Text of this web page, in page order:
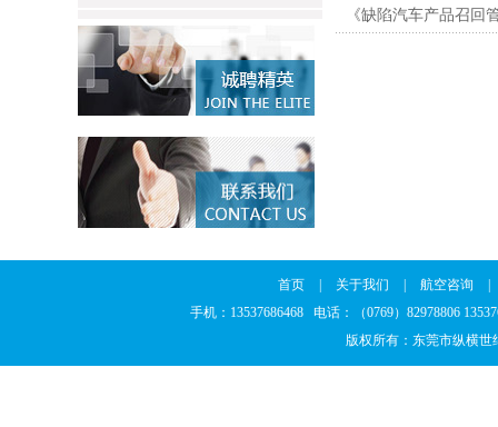
《缺陷汽车产品召回
首页 关于我们 航空咨询
手机：13537686468 电话：（0769）82978806
版权所有：东莞市纵横